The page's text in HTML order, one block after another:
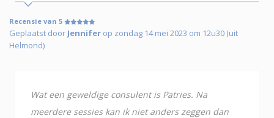
Recensie van 5
Geplaatst door Jennifer op zondag 14 mei 2023 om 12u30 (uit
Helmond)
Wat een geweldige consulent is Patries. Na
meerdere sessies kan ik niet anders zeggen dan